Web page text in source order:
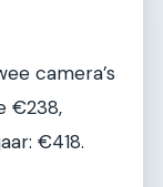
camera’s
€238,
€418.